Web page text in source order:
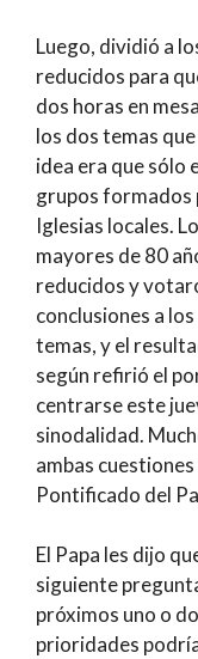
Luego, dividió a
reducidos para
dos horas en
los dos temas
idea era que sólo
grupos formados
Iglesias locales.
mayores de 80
reducidos y
conclusiones a
temas, y el
según refirió el
centrarse este
sinodalidad.
ambas
Pontificado del
El Papa les dijo
siguiente
próximos uno o
prioridades